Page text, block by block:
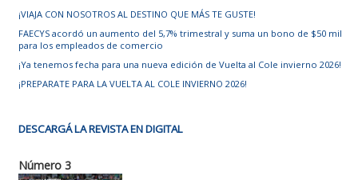
¡VIAJA CON NOSOTROS AL DESTINO QUE MÁS TE GUSTE!
FAECYS acordó un aumento del 5,7% trimestral y suma un bono de $50 mil
para los empleados de comercio
¡Ya tenemos fecha para una nueva edición de Vuelta al Cole invierno 2026!
¡PREPARATE PARA LA VUELTA AL COLE INVIERNO 2026!
DESCARGÁ LA REVISTA EN DIGITAL
Número 3